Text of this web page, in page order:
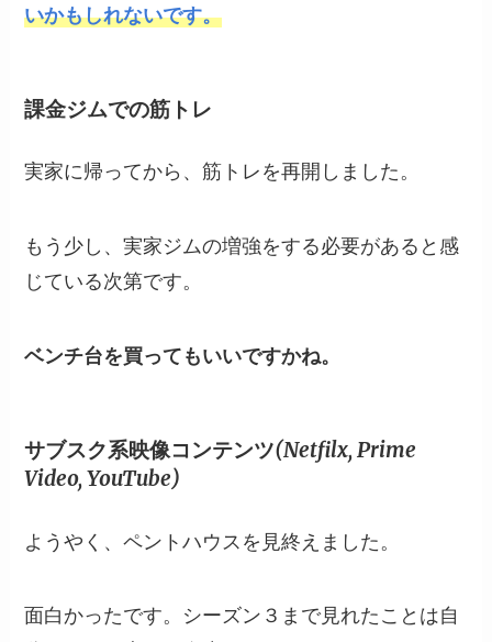
いかもしれないです。
課金ジムでの筋トレ
実家に帰ってから、筋トレを再開しました。
もう少し、実家ジムの増強をする必要があると感
じている次第です。
ベンチ台を買ってもいいですかね。
サブスク系映像コンテンツ(Netfilx, Prime
Video, YouTube)
ようやく、ペントハウスを見終えました。
面白かったです。シーズン３まで見れたことは自